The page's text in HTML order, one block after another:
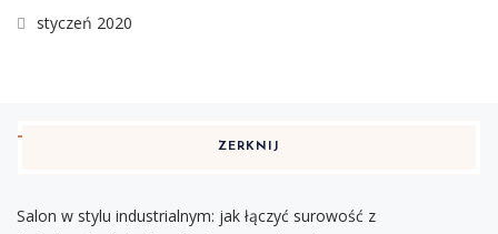
styczeń 2020
ZERKNIJ
Salon w stylu industrialnym: jak łączyć surowość z